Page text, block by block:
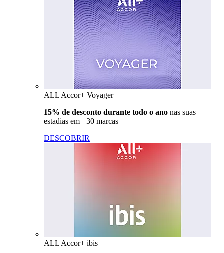
ALL Accor+ Voyager
15% de desconto durante todo o ano nas suas
estadias em +30 marcas
DESCOBRIR
ALL Accor+ ibis